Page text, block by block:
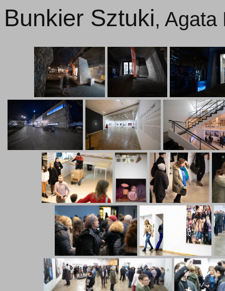
Bunkier Sztuki,